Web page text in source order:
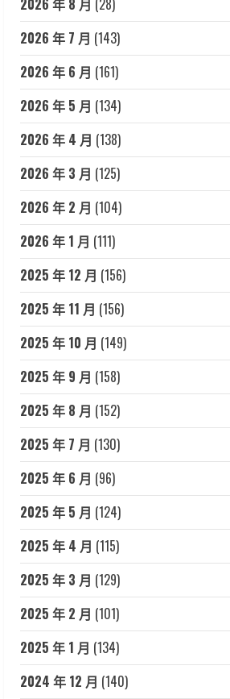
2026 年 8 月 (28)
2026 年 7 月 (143)
2026 年 6 月 (161)
2026 年 5 月 (134)
2026 年 4 月 (138)
2026 年 3 月 (125)
2026 年 2 月 (104)
2026 年 1 月 (111)
2025 年 12 月 (156)
2025 年 11 月 (156)
2025 年 10 月 (149)
2025 年 9 月 (158)
2025 年 8 月 (152)
2025 年 7 月 (130)
2025 年 6 月 (96)
2025 年 5 月 (124)
2025 年 4 月 (115)
2025 年 3 月 (129)
2025 年 2 月 (101)
2025 年 1 月 (134)
2024 年 12 月 (140)